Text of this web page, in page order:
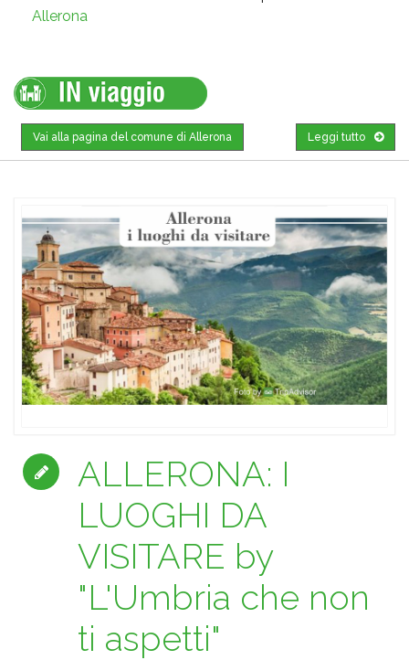
Allerona
Leggi tutto
Vai alla pagina del comune di Allerona
ALLERONA: I
LUOGHI DA
VISITARE by
"L'Umbria che non
ti aspetti"